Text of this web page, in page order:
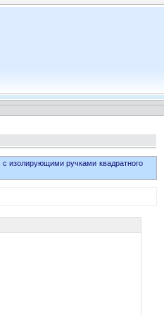
с изолирующими ручками квадратного